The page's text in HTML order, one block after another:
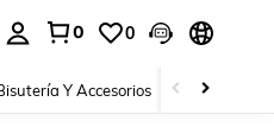
0 0
Y Accesorios Zapatos